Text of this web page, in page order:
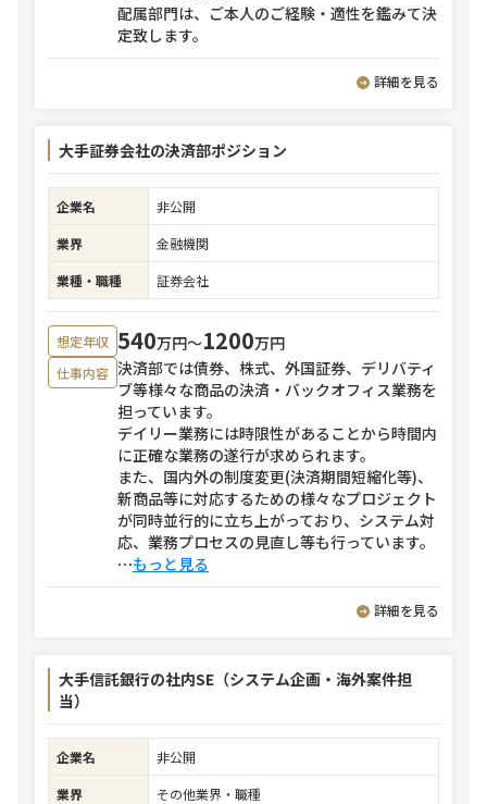
配属部門は、ご本人のご経験・適性を鑑みて決
定致します。
詳細を見る
大手証券会社の決済部ポジション
企業名
非公開
業界
金融機関
業種・職種
証券会社
想定年収 540万円〜1200万円
仕事内容 決済部では債券、株式、外国証券、デリバティ
ブ等様々な商品の決済・バックオフィス業務を
担っています。
デイリー業務には時限性があることから時間内
に正確な業務の遂行が求められます。
また、国内外の制度変更(決済期間短縮化等)、
新商品等に対応するための様々なプロジェクト
が同時並行的に立ち上がっており、システム対
応、業務プロセスの見直し等も行っています。
⋯もっと見る
詳細を見る
大手信託銀行の社内SE（システム企画・海外案件担
当）
企業名
非公開
業界
その他業界・職種